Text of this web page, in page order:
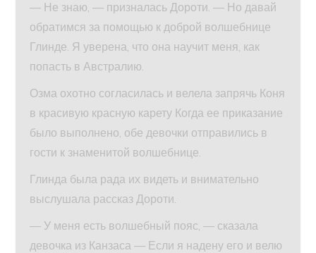
— Не знаю, — призналась Дороти. — Но давай
обратимся за помощью к доброй волшебнице
Глинде. Я уверена, что она научит меня, как
попасть в Австралию.
Озма охотно согласилась и велела запрячь Коня
в красивую красную карету Когда ее приказание
было выполнено, обе девочки отправились в
гости к знаменитой волшебнице.
Глинда была рада их видеть и внимательно
выслушала рассказ Дороти.
— У меня есть волшебный пояс, — сказала
девочка из Канзаса — Если я надену его и велю